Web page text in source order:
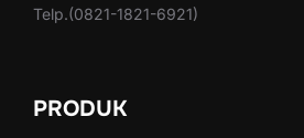
Telp.(0821-1821-6921)
PRODUK